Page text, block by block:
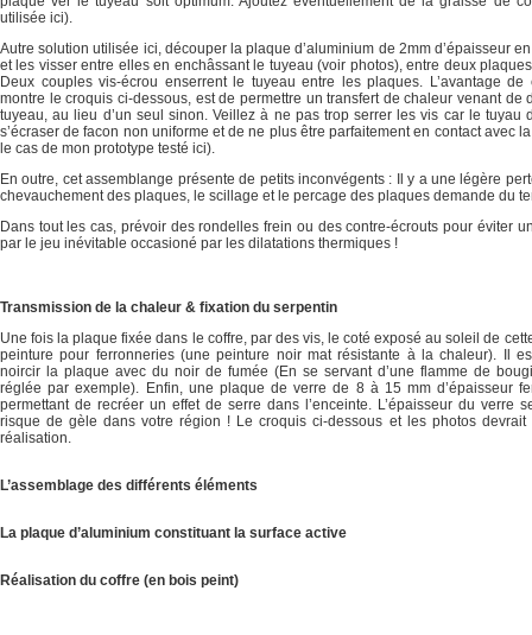
utilisée ici).
Autre solution utilisée ici, découper la plaque d’aluminium de 2mm d’épaisseur
et les visser entre elles en enchâssant le tuyeau (voir photos), entre deux
Deux couples vis-écrou enserrent le tuyeau entre les plaques. L’avantage
montre le croquis ci-dessous, est de permettre un transfert de chaleur venant de
tuyeau, au lieu d’un seul sinon. Veillez à ne pas trop serrer les vis car le tuyau
s’écraser de facon non uniforme et de ne plus être parfaitement en contact avec
le cas de mon prototype testé ici).
En outre, cet assemblange présente de petits inconvégents : Il y a une légère
chevauchement des plaques, le scillage et le percage des plaques demande du
Dans tout les cas, prévoir des rondelles frein ou des contre-écrouts pour éviter
par le jeu inévitable occasioné par les dilatations thermiques !
Transmission de la chaleur & fixation du serpentin
Une fois la plaque fixée dans le coffre, par des vis, le coté exposé au soleil de
peinture pour ferronneries (une peinture noir mat résistante à la chaleur). Il
noircir la plaque avec du noir de fumée (En se servant d’une flamme de
réglée par exemple). Enfin, une plaque de verre de 8 à 15 mm d’épaisseur
permettant de recréer un effet de serre dans l’enceinte. L’épaisseur du verre
risque de gèle dans votre région ! Le croquis ci-dessous et les photos
réalisation.
L’assemblage des différents éléments
La plaque d’aluminium constituant la surface active
Réalisation du coffre (en bois peint)